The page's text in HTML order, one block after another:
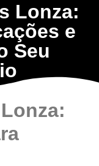
Lonza:
e
Seu